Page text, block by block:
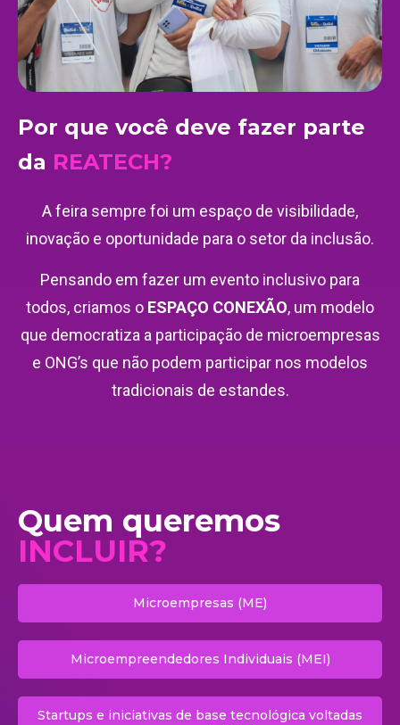
Por que você deve fazer parte
da REATECH?
A feira sempre foi um espaço de visibilidade,
inovação e oportunidade para o setor da inclusão.
Pensando em fazer um evento inclusivo para
todos, criamos o ESPAÇO CONEXÃO, um modelo
que democratiza a participação de microempresas
e ONG’s que não podem participar nos modelos
tradicionais de estandes.
Quem queremos
INCLUIR?
Microempresas (ME)
Microempreendedores Individuais (MEI)
Startups e iniciativas de base tecnológica voltadas